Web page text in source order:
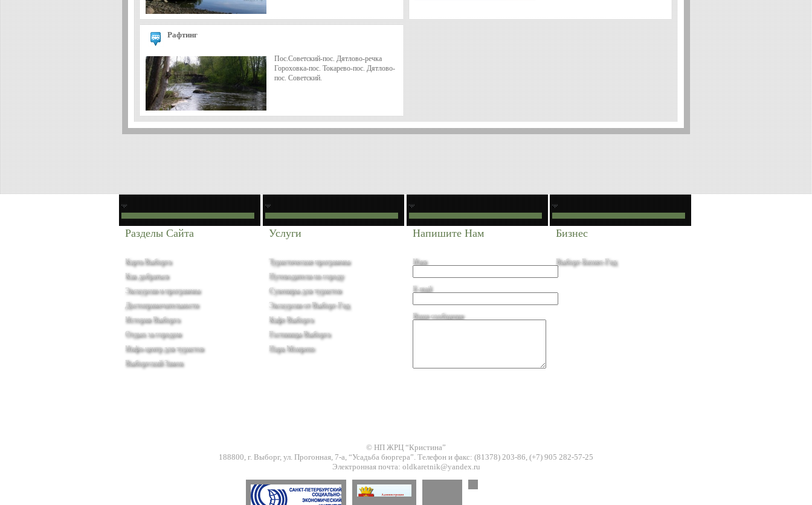
Рафтинг
Пос.Советский-пос. Дятлово-речка
Гороховка-пос. Токарево-пос. Дятлово-
пос. Советский.
© НП ЖРЦ “Кристина”
188800, г. Выборг, ул. Прогонная, 7-а, “Усадьба бюргера”. Телефон и факс: (81378) 203-86, (+7) 905 282-57-25
Электронная почта: oldkaretnik@yandex.ru
Разделы Сайта
Карта Выборга
Как добраться
Экскурсии и программы
Достопримечательности
История Выборга
Отдых за городом
Инфо-центр для туристов
Выборгский Замок
Услуги
Туристические программы
Путеводители по городу
Сувениры для туристов
Экскурсии от Выборг-Гид
Кафе Выборга
Гостиницы Выборга
Парк Монрепо
Напишите Нам
Имя
E-mail
Ваше сообщение
Бизнес
Выборг-Бизнес-Гид